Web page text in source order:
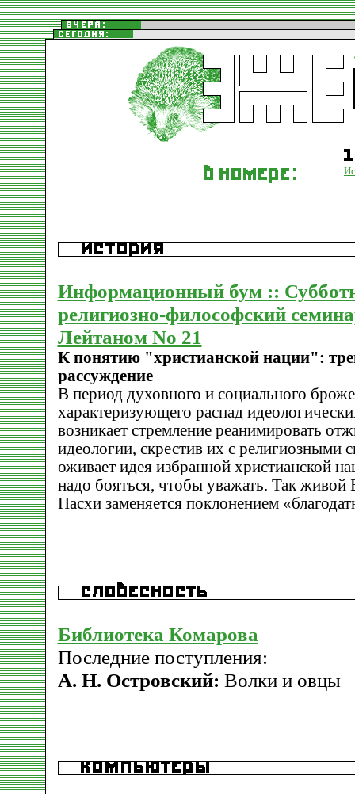
Информационный бум ::
религиозно-философский
Лейтаном No 21
К понятию "христианской нации":
рассуждение
В период духовного и социального
характеризующего распад
возникает стремление реанимировать
идеологии, скрестив их с религиозными
оживает идея избранной христианской
надо бояться, чтобы уважать. Так живой
Пасхи заменяется поклонением
Библиотека Комарова
Последние поступления:
А. Н. Островский: Волки и овцы